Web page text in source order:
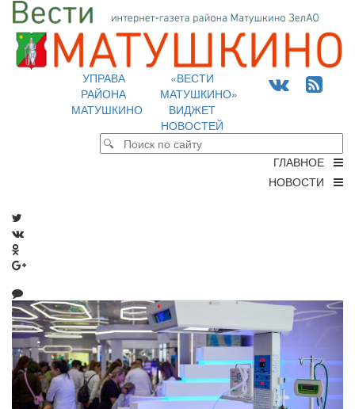
УПРАВА
РАЙОНА
МАТУШКИНО
«ВЕСТИ
МАТУШКИНО»
ВИДЖЕТ
НОВОСТЕЙ
ГЛАВНОЕ
НОВОСТИ